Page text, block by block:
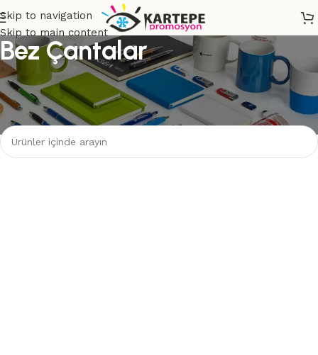
Skip to navigation
Skip to main content
Bez Çantalar
Ana Sayfa Kağıt Ürünler
Seçiminizle eşleşen ürün bulunamadı.